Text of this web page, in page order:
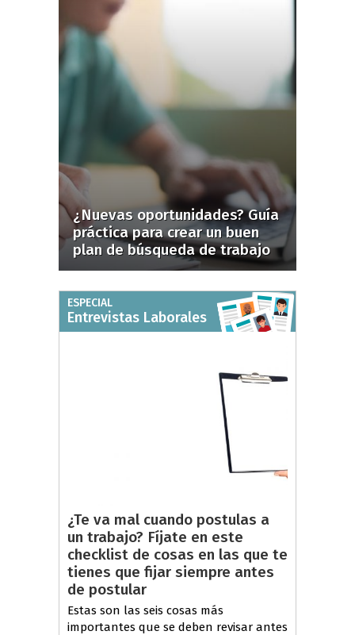
¿Nuevas oportunidades? Guía
práctica para crear un buen
plan de búsqueda de trabajo
ESPECIAL
Entrevistas Laborales
¿Te va mal cuando postulas a
un trabajo? Fíjate en este
checklist de cosas en las que te
tienes que fijar siempre antes
de postular
Estas son las seis cosas más
importantes que se deben revisar antes